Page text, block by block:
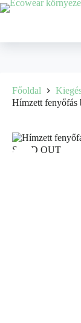
Főoldal
Hímzett fenyőfás
SOLD OUT